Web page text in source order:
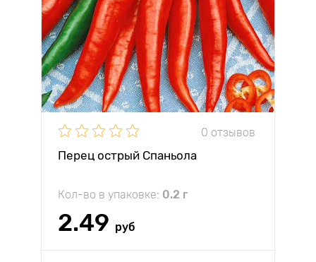
0 отзывов
Перец острый Спаньола
Кол-во в упаковке: 0.2 г
2.49 руб